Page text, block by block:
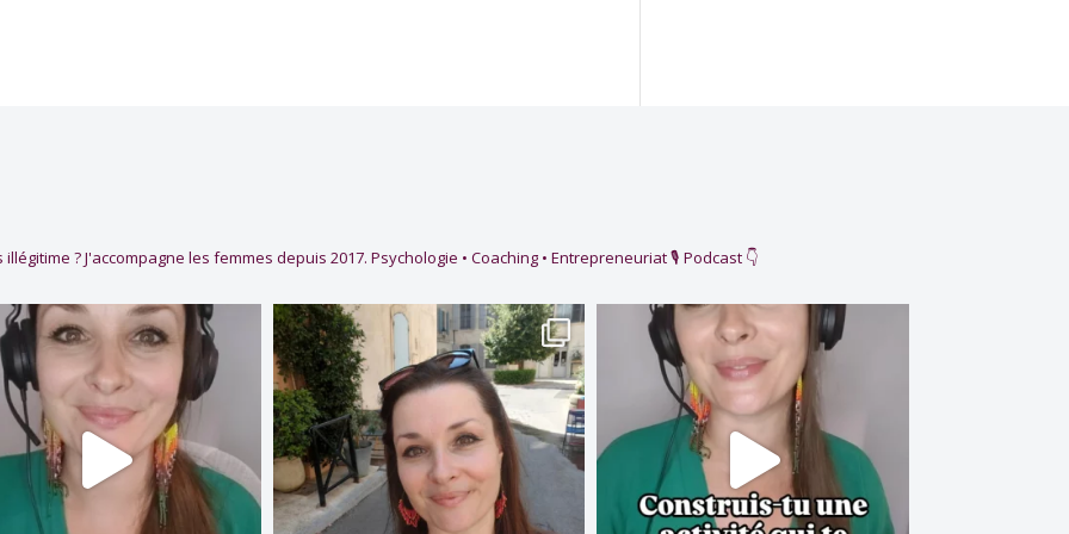
illégitime ?J'accompagne les femmes depuis 2017. Psychologie • Coaching • Entrepreneuriat🎙️ Podcast 👇